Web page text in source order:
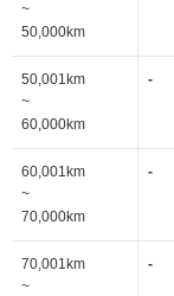
~
50,000km
50,001km
~
60,000km
-
60,001km
~
70,000km
-
70,001km
~
-